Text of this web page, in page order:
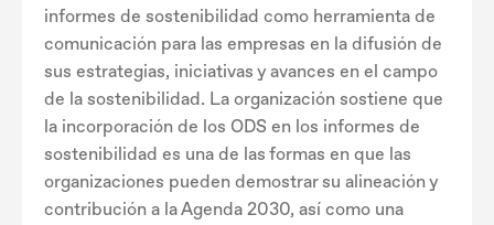
informes de sostenibilidad como herramienta de
comunicación para las empresas en la difusión de
sus estrategias, iniciativas y avances en el campo
de la sostenibilidad. La organización sostiene que
la incorporación de los ODS en los informes de
sostenibilidad es una de las formas en que las
organizaciones pueden demostrar su alineación y
contribución a la Agenda 2030, así como una